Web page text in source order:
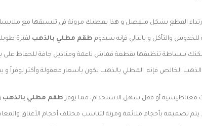
القطع بشكل منفصل و هذا يعطيك مرونة في تنسيقها مع ملابسك
والتآكل و بالتالي فإنه سيدوم طقم مطلي بالذهب لفترة
ببساطة تنظيفها بقطعة قماش ناعمة ومناديل جافة للحفاظ على
الخالص فإنه المطلي بالذهب يكون بأسعار معقولة وأكثر
مغناطيسية أو قفل سهل الاستخدام، مما يوفر طقم مطلي بالذهب
يتم تصميمه بأحجام ملائمة ومرنة لتناسب مختلف أحجام الأعناق